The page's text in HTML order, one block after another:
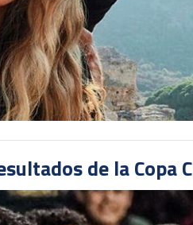
de la Copa